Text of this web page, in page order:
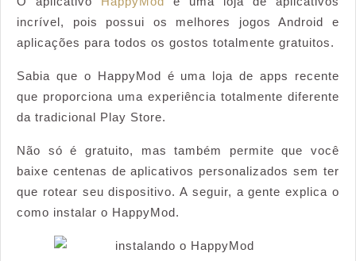
o
HappyMod
a
passo
incrível, pois possui os melhores jogos Android e
aplicações para todos os gostos totalmente gratuitos.
Sabia que o HappyMod é uma loja de apps recente
que proporciona uma experiência totalmente diferente
da tradicional Play Store.
Não só é gratuito, mas também permite que você
baixe centenas de aplicativos personalizados sem ter
que rotear seu dispositivo. A seguir, a gente explica o
como instalar o HappyMod.